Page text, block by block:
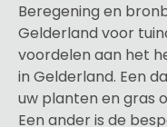
Beregening en
Gelderland voor
voordelen aan het
in Gelderland. Een
uw planten en gras
Een ander is de